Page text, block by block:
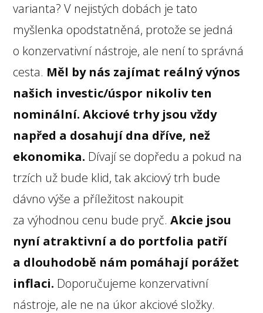
varianta? V nejistých dobách je tato
myšlenka opodstatněná, protože se jedná
o konzervativní nástroje, ale není to správná
cesta. Měl by nás zajímat reálný výnos
našich investic/úspor nikoliv ten
nominální. Akciové trhy jsou vždy
napřed a dosahují dna dříve, než
ekonomika. Dívají se dopředu a pokud na
trzích už bude klid, tak akciový trh bude
dávno výše a příležitost nakoupit
za výhodnou cenu bude pryč.Akcie jsou
nyní atraktivní a do portfolia patří
a dlouhodobě nám pomáhají porážet
inflaci. Doporučujeme konzervativní
nástroje, ale ne na úkor akciové složky.